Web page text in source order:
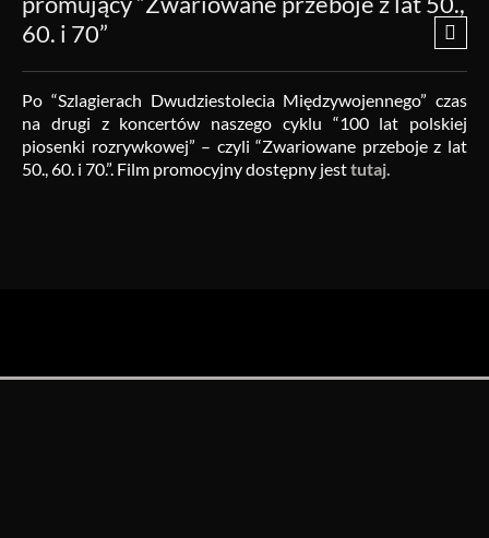
60. i 70”
Po “Szlagierach Dwudziestolecia Międzywojennego” czas
na drugi z koncertów naszego cyklu “100 lat polskiej
piosenki rozrywkowej” – czyli “Zwariowane przeboje z lat
50., 60. i 70.”. Film promocyjny dostępny jesttutaj.